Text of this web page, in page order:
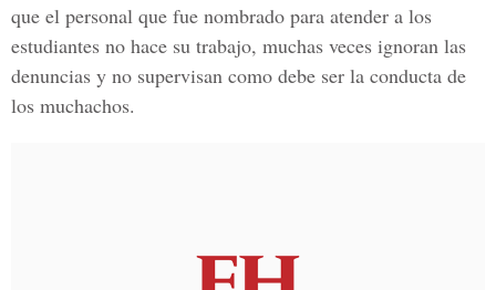
que el personal que fue nombrado para atender a los
estudiantes no hace su trabajo, muchas veces ignoran las
denuncias y no supervisan como debe ser la conducta de
los muchachos.